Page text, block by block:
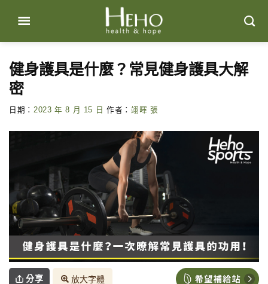
content
健身護具是什麼？常見健身護具大解
密
日期： 2023 年 8 月 15 日 作者： 翊暉 張
分享 放大字體